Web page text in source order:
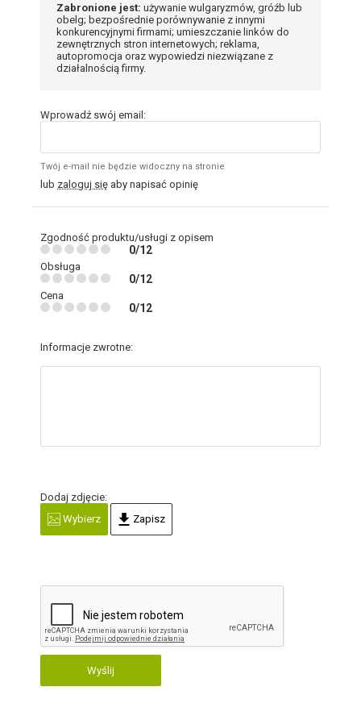
Zabronione jest: używanie wulgaryzmów, gróźb lub
obelg; bezpośrednie porównywanie z innymi
konkurencyjnymi firmami; umieszczanie linków do
zewnętrznych stron internetowych; reklama,
autopromocja oraz wypowiedzi niezwiązane z
działalnością firmy.
Wprowadź swój email:
Twój e-mail nie będzie widoczny na stronie
lub zaloguj się aby napisać opinię
Zgodność produktu/usługi z opisem
0/12
Obsługa
0/12
Cena
0/12
Informacje zwrotne:
Dodaj zdjęcie:
Wybierz
Zapisz
Wyślij